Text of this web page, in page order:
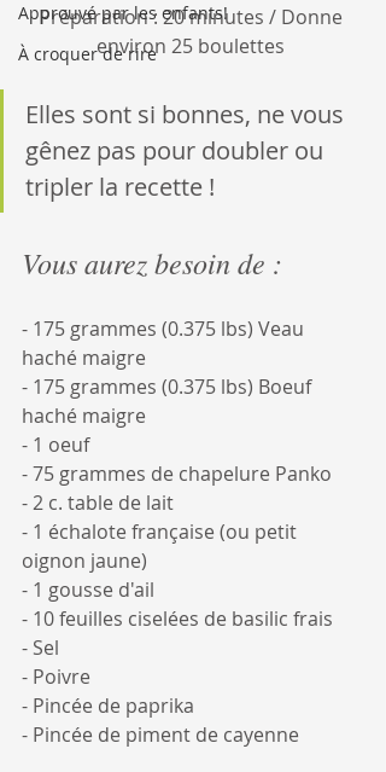
Approuvé par les enfants!
À croquer de rire
Préparation : 20 minutes / Donne
environ 25 boulettes
Elles sont si bonnes, ne vous
gênez pas pour doubler ou
tripler la recette !
Vous aurez besoin de :
- 175 grammes (0.375 lbs) Veau
haché maigre
- 175 grammes (0.375 lbs) Boeuf
haché maigre
- 1 oeuf
- 75 grammes de chapelure Panko
- 2 c. table de lait
- 1 échalote française (ou petit
oignon jaune)
- 1 gousse d'ail
- 10 feuilles ciselées de basilic frais
- Sel
- Poivre
- Pincée de paprika
- Pincée de piment de cayenne